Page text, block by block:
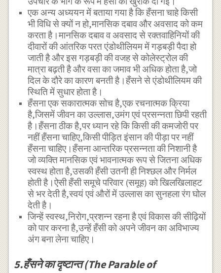
एक अन्य अध्ययन में बताया गया है कि हँसना चाहे किसी
भी विधि से क्यों न हो,मानसिक दबाव और अवसाद को कम
करता है।मानसिक दबाव व अवसाद से रक्तवाहिनियों की
दीवारों की आंतरिक परत एंडोथीलियम में गड़बड़ी पैदा हो
जाती है और इस गड़बड़ी की वजह से कोलेस्ट्रोल की
मात्रा बढ़ती है और वसा का जमाव भी अधिक होता है,जो
दिल के दौरे का कारण बनती है।हँसने से एंडोथीलियम की
स्थिति में सुधार होता है।
हँसना एक सकारात्मक सोच है,एक रचनात्मक क्रिया
है,जिसमें जीवन का उल्लास,उमंग एवं प्रसन्नता छिपी रहती
है।हँसना ठीक है,पर ध्यान रहे कि किसी की कमजोरी पर
नहीं हँसना चाहिए,किसी पीड़ित इंसान की पीड़ा पर नहीं
हँसना चाहिए।हँसना आन्तरिक प्रसन्नता की निशानी है
जो व्यक्ति मानसिक एवं भावनात्मक रूप से जितना अधिक
स्वस्थ होता है,उसकी हँसी उतनी ही निश्छल और निर्मल
होती है।ऐसी हँसी समूचे परिवार (समूह) को खिलखिलाहट
से भर देती है,स्वयं एवं औरों में उल्लास का सुनहला रंग घोल
देती है।
जिन्हें स्वस्थ,निरोग,प्रशन्न रहना है एवं विकास की सीढ़ियों
को पार करना है,उन्हें हँसी को अपने जीवन का अविभाज्य
अंग बना लेना चाहिए।
5.हँसने का दृष्टान्त (The Parable of